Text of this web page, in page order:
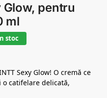
Glow, pentru
ml
stoc
Sexy Glow! O cremă ce
catifelare delicată,